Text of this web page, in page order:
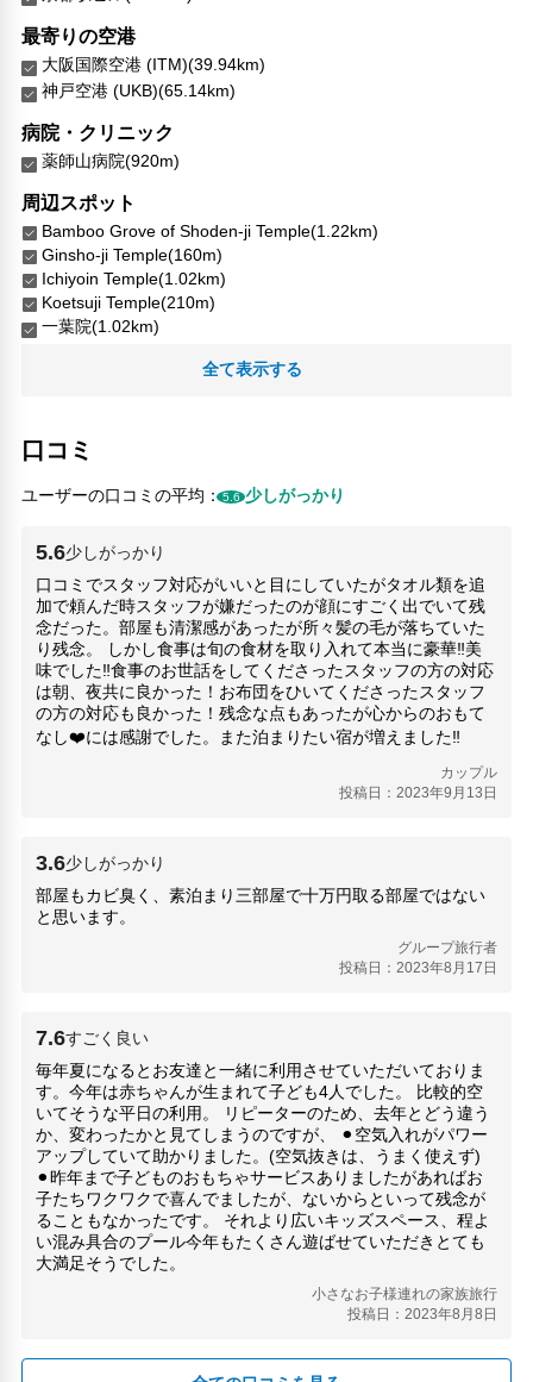
最寄りの空港
大阪国際空港 (ITM)(39.94km)
神戸空港 (UKB)(65.14km)
病院・クリニック
薬師山病院(920m)
周辺スポット
Bamboo Grove of Shoden-ji Temple(1.22km)
Ginsho-ji Temple(160m)
Ichiyoin Temple(1.02km)
Koetsuji Temple(210m)
一葉院(1.02km)
正伝寺(1.14km)
正伝寺の竹林(1.22km)
源光庵(250m)
人気スポット
三十三間堂(8.36km)
伏見稲荷大社(10.53km)
伏見稲荷神社(10.53km)
元離宮二条城(5km)
嵐山モンキーパーク(6.46km)
清水寺(8.4km)
錦市場商店街(6.33km)
全て表示する
口コミ
ユーザーの口コミの平均：5.6 少しがっかり
5.6少しがっかり
口コミでスタッフ対応がいいと目にしていたがタオル類を追
加で頼んだ時スタッフが嫌だったのが顔にすごく出でいて残
念だった。部屋も清潔感があったが所々髪の毛が落ちていた
り残念。 しかし食事は旬の食材を取り入れて本当に豪華‼️美
味でした‼️食事のお世話をしてくださったスタッフの方の対応
は朝、夜共に良かった！お布団をひいてくださったスタッフ
の方の対応も良かった！残念な点もあったが心からのおもて
なし❤️には感謝でした。また泊まりたい宿が増えました‼️
カップル
投稿日：2023年9月13日
3.6少しがっかり
部屋もカビ臭く、素泊まり三部屋で十万円取る部屋ではない
と思います。
グループ旅行者
投稿日：2023年8月17日
7.6すごく良い
毎年夏になるとお友達と一緒に利用させていただいておりま
す。今年は赤ちゃんが生まれて子ども4人でした。 比較的空
いてそうな平日の利用。 リピーターのため、去年とどう違う
か、変わったかと見てしまうのですが、 ⚫︎空気入れがパワー
アップしていて助かりました。(空気抜きは、うまく使えず)
⚫︎昨年まで子どものおもちゃサービスありましたがあればお
子たちワクワクで喜んでましたが、ないからといって残念が
ることもなかったです。 それより広いキッズスペース、程よ
い混み具合のプール今年もたくさん遊ばせていただきとても
大満足そうでした。
小さなお子様連れの家族旅行
投稿日：2023年8月8日